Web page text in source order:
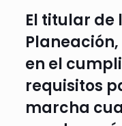
El titular
en el
requisitos
marcha